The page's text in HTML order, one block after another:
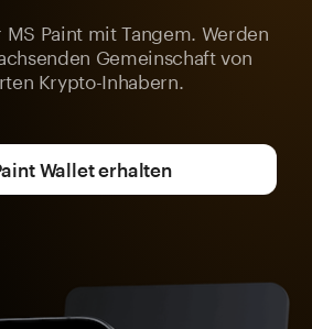
Paint mit Tangem. Werden
Gemeinschaft von
Krypto-Inhabern.
Wallet erhalten